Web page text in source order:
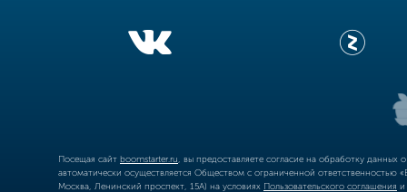
Посещая сайт boomstarter.ru , вы предоставляете согласие на обработку
автоматически осуществляется Обществом с ограниченной
Москва, Ленинский проспект, 15А) на условиях Пользовательского соглашения и